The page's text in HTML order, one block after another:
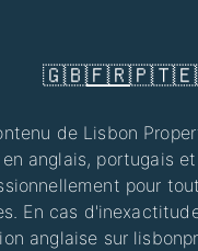
🇬🇧🇫🇷🇵🇹
de Lisbon
anglais, portugais
pour
En cas
anglaise sur